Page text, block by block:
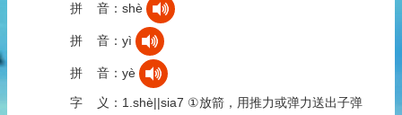
拼 音：shè
拼 音：yì
拼 音：yè
字 义：1.shè||sia7 ①放箭，用推力或弹力送出子弹